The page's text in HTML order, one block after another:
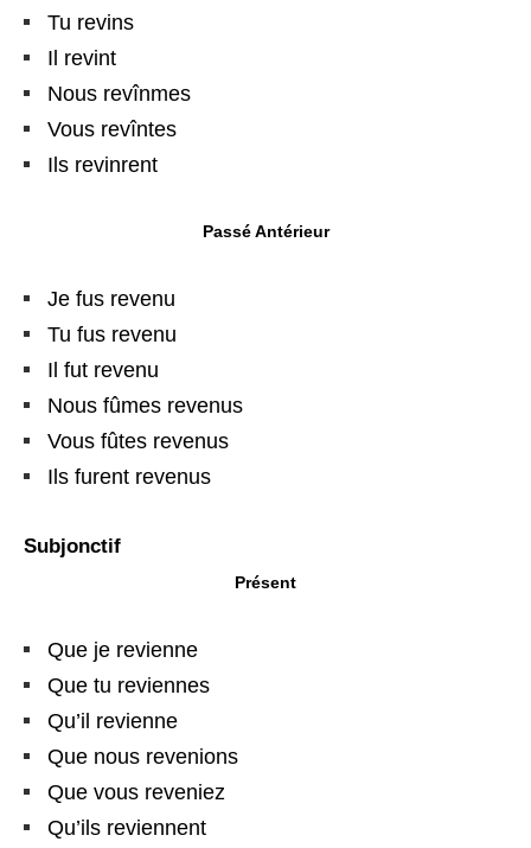
Tu revins
Il revint
Nous revînmes
Vous revîntes
Ils revinrent
Passé Antérieur
Je fus revenu
Tu fus revenu
Il fut revenu
Nous fûmes revenus
Vous fûtes revenus
Ils furent revenus
Subjonctif
Présent
Que je revienne
Que tu reviennes
Qu’il revienne
Que nous revenions
Que vous reveniez
Qu’ils reviennent